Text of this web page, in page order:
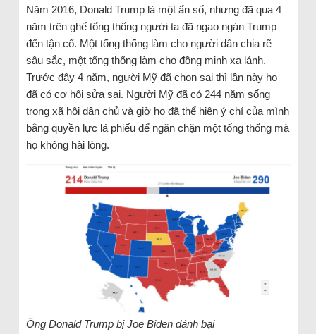
Năm 2016, Donald Trump là một ẩn số, nhưng đã qua 4
năm trên ghế tổng thống người ta đã ngao ngán Trump
đến tận cổ. Một tổng thống làm cho người dân chia rẽ
sâu sắc, một tổng thống làm cho đồng minh xa lánh.
Trước đây 4 năm, người Mỹ đã chọn sai thì lần này họ
đã có cơ hội sửa sai. Người Mỹ đã có 244 năm sống
trong xã hội dân chủ và giờ họ đã thể hiện ý chí của mình
bằng quyền lực lá phiếu để ngăn chặn một tống thống mà
họ không hài lòng.
Ông Donald Trump bị Joe Biden đánh bại